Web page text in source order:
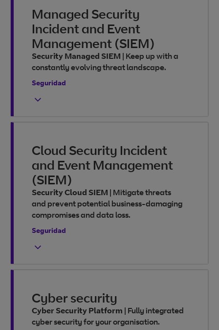
Managed Security
Incident and Event
Management (SIEM)
Security Managed SIEM | Keep up with a
constantly evolving threat landscape.
Seguridad
Cloud Security Incident
and Event Management
(SIEM)
Security Cloud SIEM | Mitigate threats
and prevent potential business-damaging
compromises and data loss.
Seguridad
Cyber security
Cyber Security Platform | Fully integrated
cyber security for your organisation.